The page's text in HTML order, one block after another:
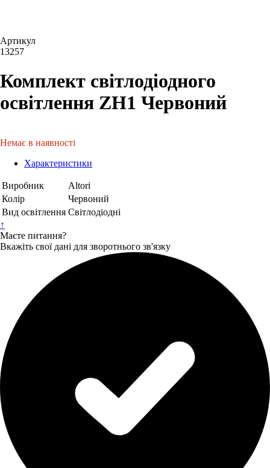
Артикул
13257
Комплект світлодіодного
освітлення ZH1 Червоний
Немає в наявності
Характеристики
Виробник
Altori
Колір
Червоний
Вид освітлення Світлодіодні
↑
Маєте питання?
Вкажіть свої дані для зворотнього зв'язку